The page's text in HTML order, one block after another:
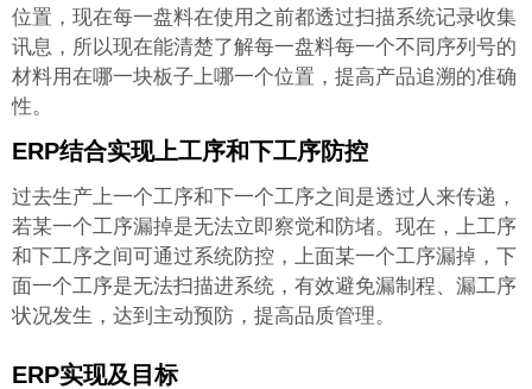
位置，现在每一盘料在使用之前都透过扫描系统记录收集
讯息，所以现在能清楚了解每一盘料每一个不同序列号的
材料用在哪一块板子上哪一个位置，提高产品追溯的准确
性。
ERP结合实现上工序和下工序防控
过去生产上一个工序和下一个工序之间是透过人来传递，
若某一个工序漏掉是无法立即察觉和防堵。现在，上工序
和下工序之间可通过系统防控，上面某一个工序漏掉，下
面一个工序是无法扫描进系统，有效避免漏制程、漏工序
状况发生，达到主动预防，提高品质管理。
ERP实现及目标